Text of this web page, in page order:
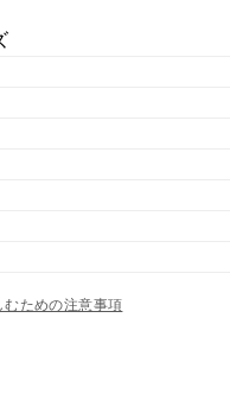
ための注意事項